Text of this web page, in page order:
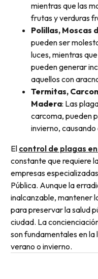
mientras que las
frutas y verduras
Polillas, Moscas
pueden ser
luces, mientras
pueden generar
aquellos con
Termitas,
Madera: Las
carcoma, pueden
invierno,
El control de plagas
constante que requiere
empresas
Pública. Aunque la
inalcanzable, mantener
para preservar la salud
ciudad. La
son fundamentales en la
verano o invierno.